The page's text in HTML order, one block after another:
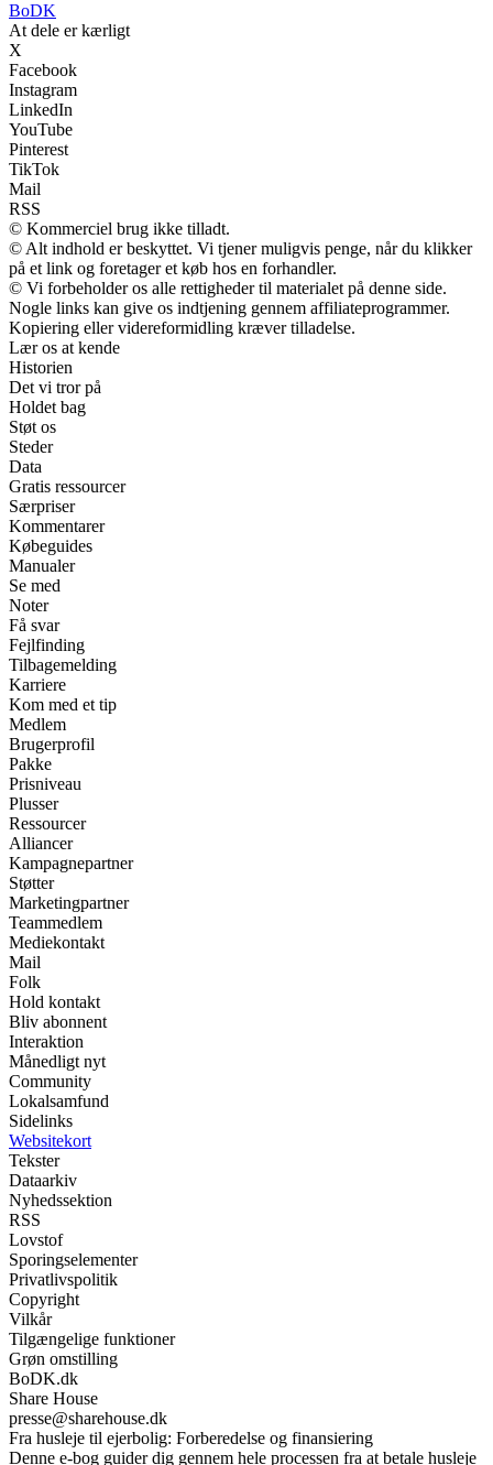
BoDK
At dele er kærligt
X
Facebook
Instagram
LinkedIn
YouTube
Pinterest
TikTok
Mail
RSS
© Kommerciel brug ikke tilladt.
© Alt indhold er beskyttet. Vi tjener muligvis penge, når du klikker
på et link og foretager et køb hos en forhandler.
© Vi forbeholder os alle rettigheder til materialet på denne side.
Nogle links kan give os indtjening gennem affiliateprogrammer.
Kopiering eller videreformidling kræver tilladelse.
Lær os at kende
Historien
Det vi tror på
Holdet bag
Støt os
Steder
Data
Gratis ressourcer
Særpriser
Kommentarer
Købeguides
Manualer
Se med
Noter
Få svar
Fejlfinding
Tilbagemelding
Karriere
Kom med et tip
Medlem
Brugerprofil
Pakke
Prisniveau
Plusser
Ressourcer
Alliancer
Kampagnepartner
Støtter
Marketingpartner
Teammedlem
Mediekontakt
Mail
Folk
Hold kontakt
Bliv abonnent
Interaktion
Månedligt nyt
Community
Lokalsamfund
Sidelinks
Websitekort
Tekster
Dataarkiv
Nyhedssektion
RSS
Lovstof
Sporingselementer
Privatlivspolitik
Copyright
Vilkår
Tilgængelige funktioner
Grøn omstilling
BoDK.dk
Share House
presse@sharehouse.dk
Fra husleje til ejerbolig: Forberedelse og finansiering
Denne e-bog guider dig gennem hele processen fra at betale husleje